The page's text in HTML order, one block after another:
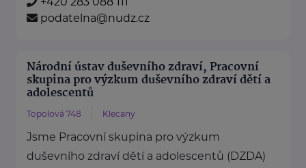
podatelna@nudz.cz
Národní ústav duševního zdraví, Pracovní
skupina pro výzkum duševního zdraví dětí a
adolescentů
Topolová 748 Klecany
Jsme Pracovní skupina pro výzkum
duševního zdraví dětí a adolescentů (DZDA)